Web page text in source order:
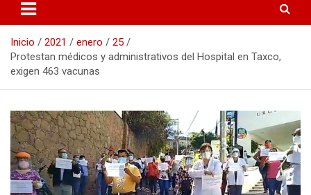
Inicio 2021 enero
25
Protestan médicos y administrativos del Hospital en Taxco,
exigen 463 vacunas